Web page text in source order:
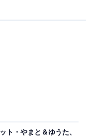
ト・やまと＆ゆうた、